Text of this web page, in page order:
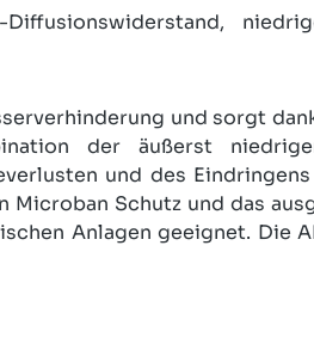
und sorgt
der äußerst
und des
Schutz und das
Anlagen geeignet. Die